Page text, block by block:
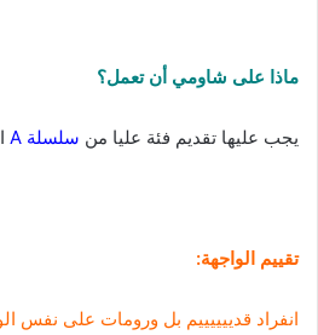
ماذا على شاومي أن تعمل؟
يجب عليها تقديم فئة عليا من سلسلة A
تقييم الواجهة:
انفراد قدييييييم بل ورومات على نفس